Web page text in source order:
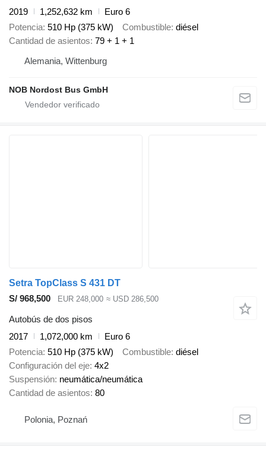
2019
1,252,632 km
Euro 6
Potencia 510 Hp (375 kW) Combustible diésel
Cantidad de asientos 79 + 1 + 1
Alemania, Wittenburg
NOB Nordost Bus GmbH
Setra TopClass S 431 DT
S/ 968,500
EUR 248,000 ≈ USD 286,500
Autobús de dos pisos
2017
1,072,000 km
Euro 6
Potencia 510 Hp (375 kW) Combustible diésel
Configuración del eje 4x2
Suspensión neumática/neumática
Cantidad de asientos 80
Polonia, Poznań